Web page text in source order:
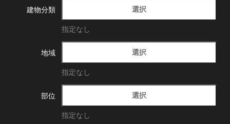
建物分類 選択
指定なし
地域 選択
指定なし
部位 選択
指定なし